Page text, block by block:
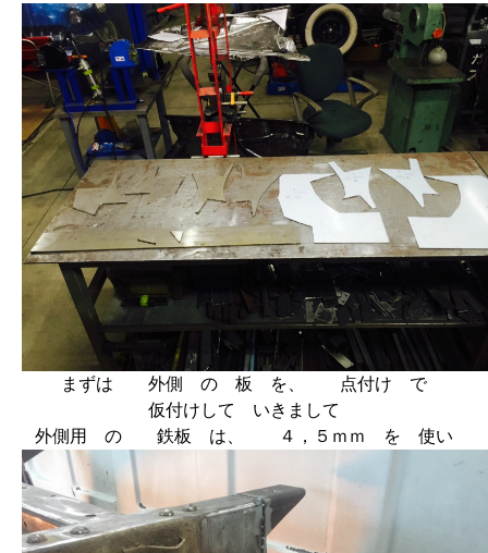
まずは 外側 の 板 を、 点付け で
仮付けして いきまして
外側用 の 鉄板 は、 ４，５ｍｍ を 使い